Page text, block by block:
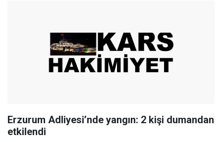
Erzurum Adliyesi’nde yangın: 2 kişi dumandan
etkilendi